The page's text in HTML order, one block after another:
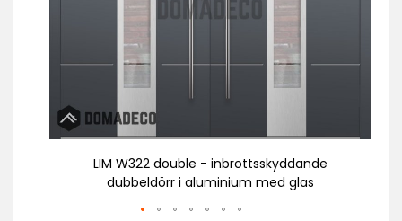
LIM W322 double - inbrottsskyddande
dubbeldörr i aluminium med glas